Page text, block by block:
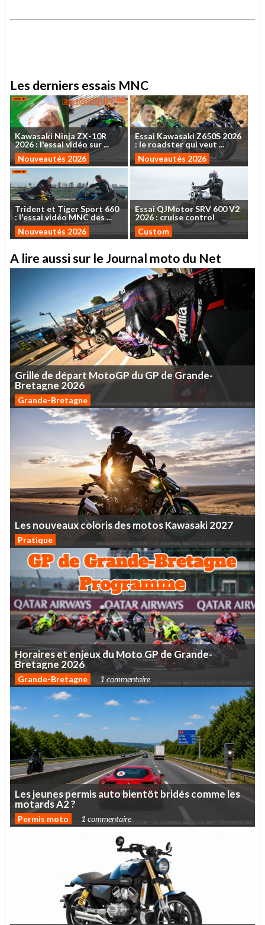
Les derniers essais MNC
Kawasaki NinjaZX-10R
2026: l'essaividéo sur...
Nouveautés 2026
Essai Kawasaki Z650S 2026
: le roadsterquiveut ...
Nouveautés 2026
Trident et TigerSport 660
: l'essaividéo MNCdes...
Nouveautés 2026
EssaiQJMotorSRV 600V2
2026 : cruise control
Custom
A lire aussi sur le Journal moto du Net
Grille de départ MotoGP duGPdeGrande-
Bretagne 2026
Grande-Bretagne
LesnouveauxcolorisdesmotosKawasaki2027
Pratique
HorairesetenjeuxduMotoGPdeGrande-
Bretagne 2026
Grande-Bretagne 1 commentaire
Lesjeunespermisautobientôt bridéscommeles
motardsA2?
Permis moto 1 commentaire